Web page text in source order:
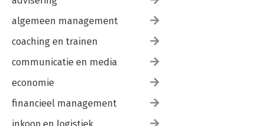
algemeen management
coaching en trainen
communicatie en media
economie
financieel management